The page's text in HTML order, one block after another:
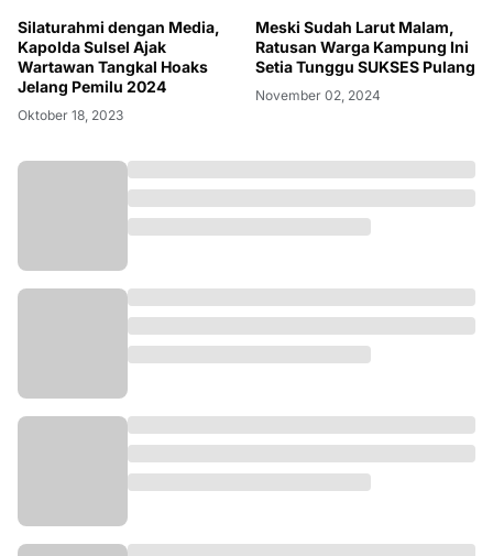
Silaturahmi dengan Media,
Kapolda Sulsel Ajak
Wartawan Tangkal Hoaks
Jelang Pemilu 2024
Oktober 18, 2023
Meski Sudah Larut Malam,
Ratusan Warga Kampung Ini
Setia Tunggu SUKSES Pulang
November 02, 2024